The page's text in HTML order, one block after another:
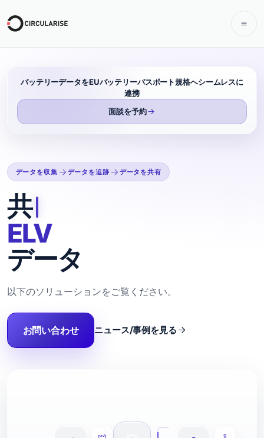
バッテリーデータをEUバッテリーパスポート規格へシームレスに
連携
面談を予約
データを収集 データを追跡 データを共有
ELVデータを収集・
共有
ELV
データ
以下のソリューションをご覧ください。
お問い合わせ ニュース/事例を見る